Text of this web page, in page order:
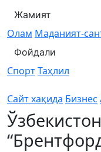
Жамият
Олам Маданият-
Фойдали
СпортТаҳлил
Сайт хақида Бизнес